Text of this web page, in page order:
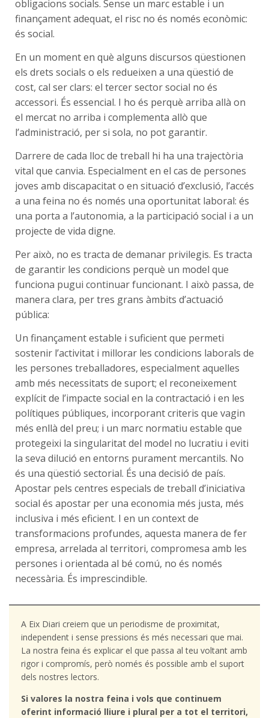
obligacions socials. Sense un marc estable i un
finançament adequat, el risc no és només econòmic:
és social.
En un moment en què alguns discursos qüestionen
els drets socials o els redueixen a una qüestió de
cost, cal ser clars: el tercer sector social no és
accessori. És essencial. I ho és perquè arriba allà on
el mercat no arriba i complementa allò que
l’administració, per si sola, no pot garantir.
Darrere de cada lloc de treball hi ha una trajectòria
vital que canvia. Especialment en el cas de persones
joves amb discapacitat o en situació d’exclusió, l’accés
a una feina no és només una oportunitat laboral: és
una porta a l’autonomia, a la participació social i a un
projecte de vida digne.
Per això, no es tracta de demanar privilegis. Es tracta
de garantir les condicions perquè un model que
funciona pugui continuar funcionant. I això passa, de
manera clara, per tres grans àmbits d’actuació
pública:
Un finançament estable i suficient que permeti
sostenir l’activitat i millorar les condicions laborals de
les persones treballadores, especialment aquelles
amb més necessitats de suport; el reconeixement
explícit de l’impacte social en la contractació i en les
polítiques públiques, incorporant criteris que vagin
més enllà del preu; i un marc normatiu estable que
protegeixi la singularitat del model no lucratiu i eviti
la seva dilució en entorns purament mercantils. No
és una qüestió sectorial. És una decisió de país.
Apostar pels centres especials de treball d’iniciativa
social és apostar per una economia més justa, més
inclusiva i més eficient. I en un context de
transformacions profundes, aquesta manera de fer
empresa, arrelada al territori, compromesa amb les
persones i orientada al bé comú, no és només
necessària. És imprescindible.
A Eix Diari creiem que un periodisme de proximitat,
independent i sense pressions és més necessari que mai.
La nostra feina és explicar el que passa al teu voltant amb
rigor i compromís, però només és possible amb el suport
dels nostres lectors.
Si valores la nostra feina i vols que continuem
oferint informació lliure i plural per a tot el territori,